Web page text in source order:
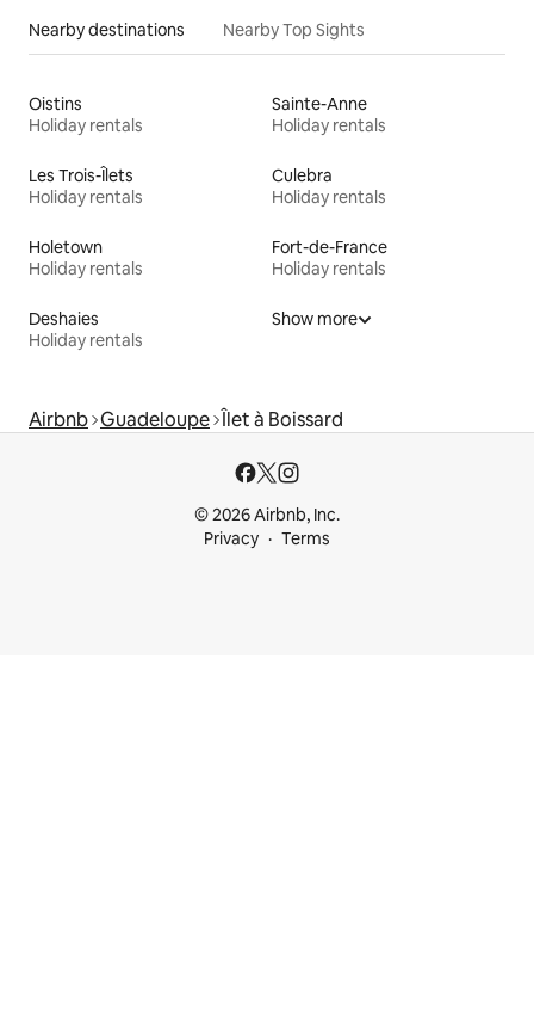
Nearby destinations Nearby Top Sights
Oistins
Holiday rentals
Sainte-Anne
Holiday rentals
Les Trois-Îlets
Holiday rentals
Culebra
Holiday rentals
Holetown
Holiday rentals
Fort-de-France
Holiday rentals
Deshaies
Holiday rentals
Show more
Airbnb Guadeloupe Îlet à Boissard
© 2026 Airbnb, Inc.
Privacy
Terms